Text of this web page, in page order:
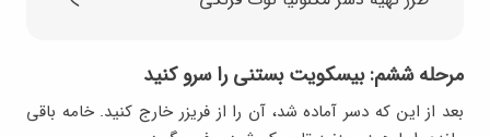
مرحله ششم: بیسکویت بستنی را سرو کنید
بعد از این که دسر آماده شد، آن را از فریزر خارج کنید. خامه باقی